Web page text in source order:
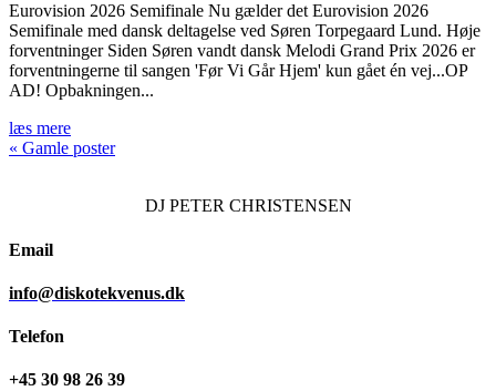
Eurovision 2026 Semifinale Nu gælder det Eurovision 2026
Semifinale med dansk deltagelse ved Søren Torpegaard Lund. Høje
forventninger Siden Søren vandt dansk Melodi Grand Prix 2026 er
forventningerne til sangen 'Før Vi Går Hjem' kun gået én vej...OP
AD! Opbakningen...
læs mere
« Gamle poster
DJPETER CHRISTENSEN
Email
info@diskotekvenus.dk
Telefon
+45 30 98 26 39